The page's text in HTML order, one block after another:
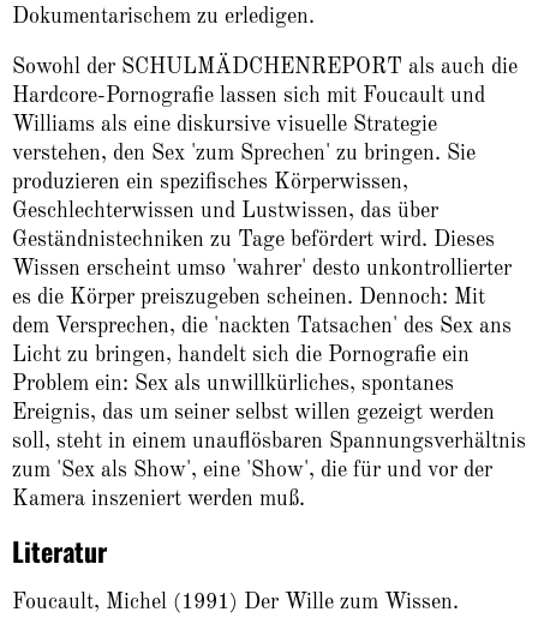
Dokumentarischem zu erledigen.
Sowohl der SCHULMÄDCHENREPORT als auch die
Hardcore-Pornografie lassen sich mit Foucault und
Williams als eine diskursive visuelle Strategie
verstehen, den Sex 'zum Sprechen' zu bringen. Sie
produzieren ein spezifisches Körperwissen,
Geschlechterwissen und Lustwissen, das über
Geständnistechniken zu Tage befördert wird. Dieses
Wissen erscheint umso 'wahrer' desto unkontrollierter
es die Körper preiszugeben scheinen. Dennoch: Mit
dem Versprechen, die 'nackten Tatsachen' des Sex ans
Licht zu bringen, handelt sich die Pornografie ein
Problem ein: Sex als unwillkürliches, spontanes
Ereignis, das um seiner selbst willen gezeigt werden
soll, steht in einem unauflösbaren Spannungsverhältnis
zum 'Sex als Show', eine 'Show', die für und vor der
Kamera inszeniert werden muß.
Literatur
Foucault, Michel (1991) Der Wille zum Wissen.